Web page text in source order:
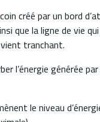
créé par un bord
que la ligne de vie
tranchant.
l’énergie générée
le niveau